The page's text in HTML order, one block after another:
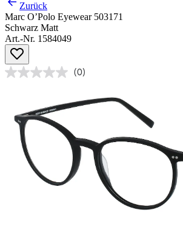
Zurück
Marc O’Polo Eyewear 503171
Schwarz Matt
Art.-Nr. 1584049
(0)